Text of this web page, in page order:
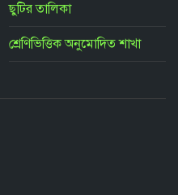
ছুটির তালিকা
শ্রেণিভিত্তিক অনুমোদিত শাখা